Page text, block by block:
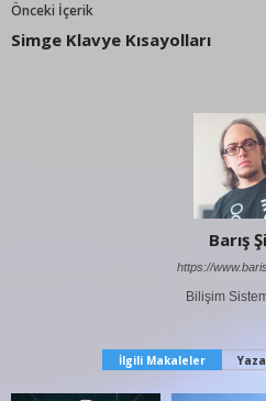
Önceki İçerik
Simge Klavye Kısayolları
Barış
https://
Bilişim
İlgili Makaleler